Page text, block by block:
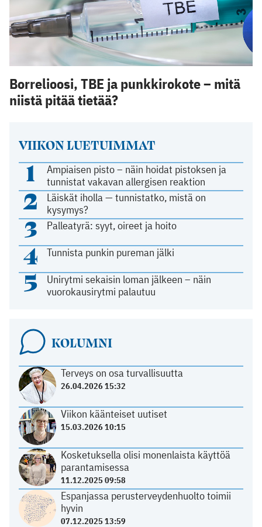
VIIKON LUETUIMMAT
1
Ampiaisen pisto – näin hoidat pistoksen ja
tunnistat vakavan allergisen reaktion
2
Läiskät iholla — tunnistatko, mistä on
kysymys?
3 Palleatyrä: syyt, oireet ja hoito
4 Tunnista punkin pureman jälki
5
Unirytmi sekaisin loman jälkeen – näin
vuorokausirytmi palautuu
KOLUMNI
Terveys on osa turvallisuutta
26.04.2026 15:32
Viikon käänteiset uutiset
15.03.2026 10:15
Kosketuksella olisi monenlaista käyttöä
parantamisessa
11.12.2025 09:58
Espanjassa perusterveydenhuolto toimii
hyvin
07.12.2025 13:59
Borrelioosi, TBE ja punkkirokote – mitä
niistä pitää tietää?